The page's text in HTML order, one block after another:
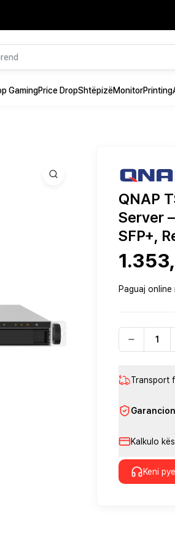
GamingPrice DropShtëpizëMonitorPrinting
QNAP
Server
SFP+,
Paguaj online
Transport
Kalkulo
Keni